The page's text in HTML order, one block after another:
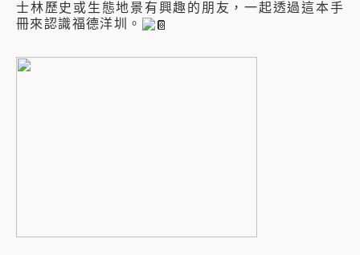
士林歷史或生態地景有興趣的朋友，一起透過這本手
冊來認識福德洋圳。